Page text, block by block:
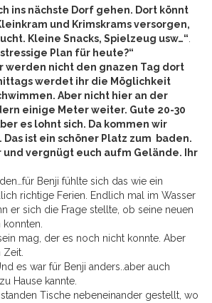
ins nächste Dorf gehen. Dort könnt
und Krimskrams versorgen,
Kleine Snacks, Spielzeug usw…“.
Plan für heute?“
werden nicht den gnazen Tag dort
werdet ihr die Möglichkeit
Aber nicht hier an der
einige Meter weiter. Gute 20-30
es lohnt sich. Da kommen wir
ist ein schöner Platz zum baden.
und vergnügt euch aufm Gelände. Ihr
Benji fühlte sich das wie ein
richtige Ferien. Endlich mal im Wasser
er sich die Frage stellte, ob seine neuen
konnten.
mag, der es noch nicht konnte. Aber
Zeit.
es war für Benji anders..aber auch
Hause kannte.
Tische nebeneinander gestellt, wo